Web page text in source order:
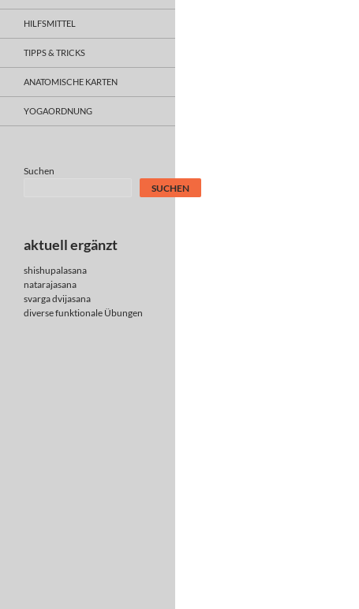
HILFSMITTEL
TIPPS & TRICKS
ANATOMISCHE KARTEN
YOGAORDNUNG
Suchen
SUCHEN
aktuell ergänzt
shishupalasana
natarajasana
svarga dvijasana
diversefunktionale Übungen